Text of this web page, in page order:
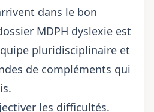
dans le bon
MDPH dyslexie est
pluridisciplinaire et
de compléments qui
les difficultés.